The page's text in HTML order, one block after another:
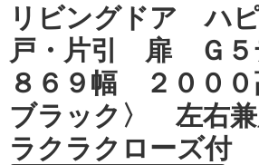
リビングドア ハ
戸・片引 扉 Ｇ
８６９幅 ２００
ブラック〉 左右
ラクラクローズ付